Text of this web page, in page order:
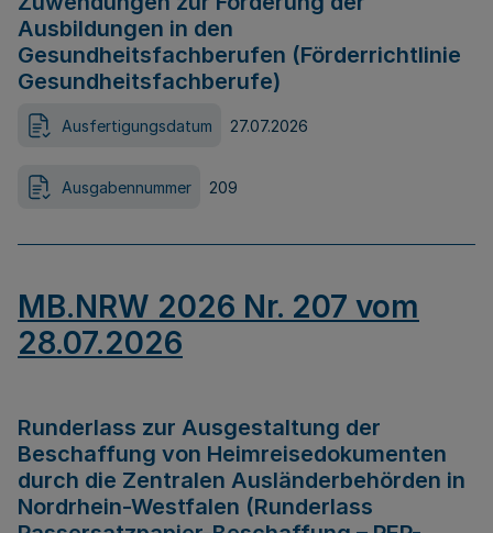
Ausbildungen in den
Gesundheitsfachberufen (Förderrichtlinie
Gesundheitsfachberufe)
Ausfertigungsdatum 27.07.2026
Ausgabennummer 209
MB.NRW 2026 Nr. 207 vom
28.07.2026
Runderlass zur Ausgestaltung der
Beschaffung von Heimreisedokumenten
durch die Zentralen Ausländerbehörden in
Nordrhein-Westfalen (Runderlass